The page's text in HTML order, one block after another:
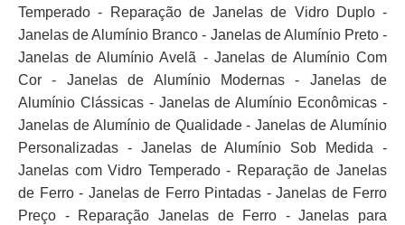
Temperado - Reparação de Janelas de Vidro Duplo -
Janelas de Alumínio Branco - Janelas de Alumínio Preto -
Janelas de Alumínio Avelã - Janelas de Alumínio Com
Cor - Janelas de Alumínio Modernas - Janelas de
Alumínio Clássicas - Janelas de Alumínio Econômicas -
Janelas de Alumínio de Qualidade - Janelas de Alumínio
Personalizadas - Janelas de Alumínio Sob Medida -
Janelas com Vidro Temperado - Reparação de Janelas
de Ferro - Janelas de Ferro Pintadas - Janelas de Ferro
Preço - Reparação Janelas de Ferro - Janelas para